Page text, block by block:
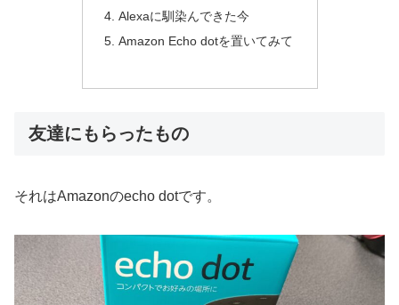
Alexaに馴染んできた今
Amazon Echo dotを置いてみて
友達にもらったもの
それはAmazonのecho dotです。